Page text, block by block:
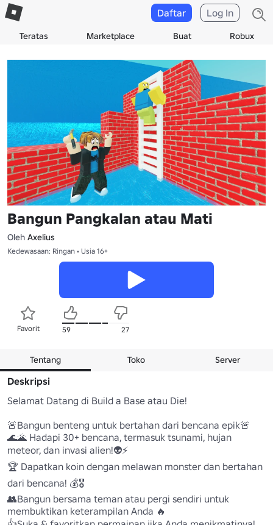
Teratas Marketplace Buat Robux
Daftar Log In
Bangun Pangkalan atau Mati
Oleh Axelius
Kedewasaan: Ringan • Usia 16+
Favorit 59 27
Tentang Toko Server
Deskripsi
Selamat Datang di Build a Base atau Die!
🚨Bangun benteng untuk bertahan dari bencana epik🚨
🌊🌋 Hadapi 30+ bencana, termasuk tsunami, hujan
meteor, dan invasi alien!👽⚡
🏆 Dapatkan koin dengan melawan monster dan bertahan
dari bencana! 💰🎖️
👥Bangun bersama teman atau pergi sendiri untuk
membuktikan keterampilan Anda 🔥